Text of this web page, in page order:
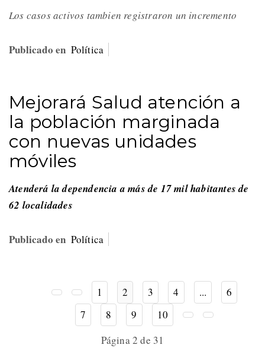
Los casos activos tambien registraron un incremento
Publicado en Política
Mejorará Salud atención a
la población marginada
con nuevas unidades
móviles
Atenderá la dependencia a más de 17 mil habitantes de
62 localidades
Publicado en Política
1 2 3 4 ...
6
7
8 9
10
Página 2 de 31